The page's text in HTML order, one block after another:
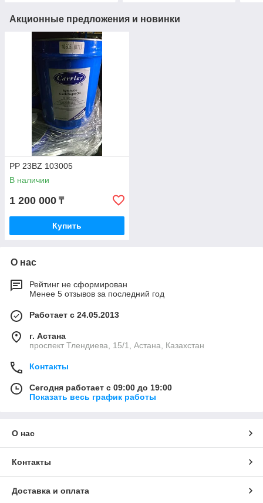
Акционные предложения и новинки
PP 23BZ 103005
В наличии
1 200 000 ₸
Купить
О нас
Рейтинг не сформирован
Менее 5 отзывов за последний год
Работает с 24.05.2013
г. Астана
проспект Тлендиева, 15/1, Астана, Казахстан
Контакты
Сегодня работает с 09:00 до 19:00
Показать весь график работы
О нас
Контакты
Доставка и оплата